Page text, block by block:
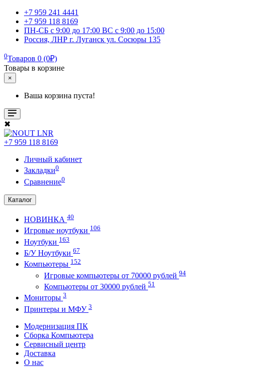
+7 959 241 4441
+7 959 118 8169
ПН-СБ с 9:00 до 17:00 ВС с 9:00 до 15:00
Россия, ЛНР г. Луганск ул. Сосюры 135
0Товаров 0 (0₽)
Товары в корзине
×
Ваша корзина пуста!
✖
+7 959 118 8169
Личный кабинет
Закладки0
Сравнение0
Каталог
НОВИНКА 40
Игровые ноутбуки 106
Ноутбуки 163
Б/У Ноутбуки 67
Компьютеры 152
Игровые компьютеры от 70000 рублей 94
Компьютеры от 30000 рублей 51
Мониторы 3
Принтеры и МФУ 3
Модернизация ПК
Сборка Компьютера
Сервисный центр
Доставка
О нас